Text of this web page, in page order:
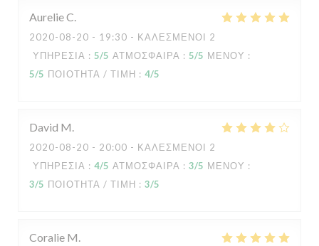
AurelieC
2020-08-20 - 19:30 - ΚΑΛΕΣΜΈΝΟΙ 2
ΥΠΗΡΕΣΊΑ : 5/5 ΑΤΜΌΣΦΑΙΡΑ : 5/5 ΜΕΝΟΎ :
5/5 ΠΟΙΌΤΗΤΑ / ΤΙΜΉ : 4/5
David M
2020-08-20 - 20:00 - ΚΑΛΕΣΜΈΝΟΙ 2
ΥΠΗΡΕΣΊΑ : 4/5 ΑΤΜΌΣΦΑΙΡΑ : 3/5 ΜΕΝΟΎ :
3/5 ΠΟΙΌΤΗΤΑ / ΤΙΜΉ : 3/5
Coralie M